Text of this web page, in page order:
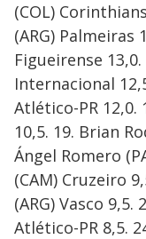
(COL)
(ARG) Palmeiras
Figueirense
Internacional
Atlético-PR 12,0.
10,5. 19. Brian
Ángel Romero
(CAM) Cruzeiro
(ARG) Vasco 9,5.
Atlético-PR 8,5.